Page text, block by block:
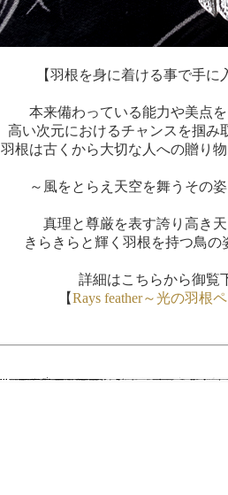
【羽根を身に着ける事で手に
本来備わっている能力や美点
高い次元におけるチャンスを掴み
羽根は古くから大切な人への贈り
～風をとらえ天空を舞うその
真理と尊厳を表す誇り高き
きらきらと輝く羽根を持つ鳥の
詳細はこちらから御覧
【Rays feather～光の羽根